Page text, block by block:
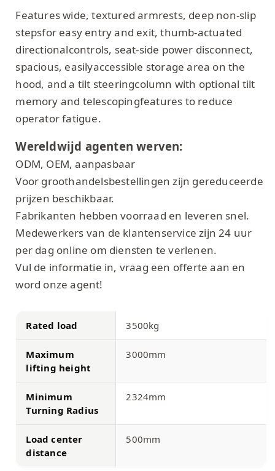
Features wide, textured armrests, deep non-slip
stepsfor easy entry and exit, thumb-actuated
directionalcontrols, seat-side power disconnect,
spacious, easilyaccessible storage area on the
hood, and a tilt steeringcolumn with optional tilt
memory and telescopingfeatures to reduce
operator fatigue.
Wereldwijd agenten werven:
ODM, OEM, aanpasbaar
Voor groothandelsbestellingen zijn gereduceerde
prijzen beschikbaar.
Fabrikanten hebben voorraad en leveren snel.
Medewerkers van de klantenservice zijn 24 uur
per dag online om diensten te verlenen.
Vul de informatie in, vraag een offerte aan en
word onze agent!
Rated load 3500kg
Maximum
lifting height
3000mm
Minimum
Turning Radius
2324mm
Load center
distance
500mm